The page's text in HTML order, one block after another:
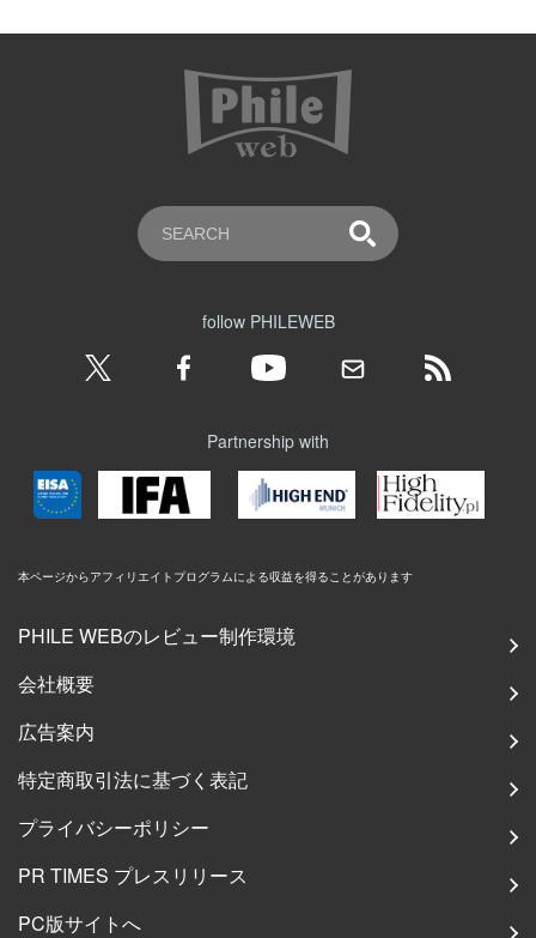
follow PHILEWEB
Partnership with
本ページからアフィリエイトプログラムによる収益を得ることがあります
PHILE WEBのレビュー制作環境
会社概要
広告案内
特定商取引法に基づく表記
プライバシーポリシー
PR TIMES プレスリリース
PC版サイトへ